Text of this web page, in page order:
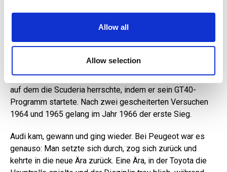
may combine it with other information that you’ve
provided to them or that they’ve collected from your use
Allow all
Allow selection
italienische Marke in finanziellen Schwierigkeiten steckte,
machte der Detroiter Riese Ford ein Kaufangebot. Als der
Verkauf fast abgeschlossen war, zog sich Commendatore
ab. Das war ein Schlag ins Gesicht der Verhandlungsführer
aus Dearborn. Der US-Konzern antwortete auf dem Terrain,
auf dem die Scuderia herrschte, indem er sein GT40-
Programm startete. Nach zwei gescheiterten Versuchen
1964 und 1965 gelang im Jahr 1966 der erste Sieg.
Audi kam, gewann und ging wieder. Bei Peugeot war es
genauso: Man setzte sich durch, zog sich zurück und
kehrte in die neue Ära zurück. ­Eine Ära, in der Toyota die